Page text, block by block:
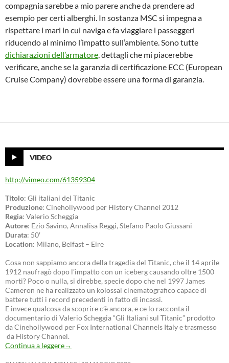
compagnia sarebbe a mio parere anche da prendere ad
esempio per certi alberghi. In sostanza MSC si impegna a
rispettare i mari in cui naviga e fa viaggiare i passeggeri
riducendo al minimo l’impatto sull’ambiente. Sono tutte
dichiarazioni dell’armatore, dettagli che mi piacerebbe
verificare, anche se la garanzia di certificazione ECC (European
Cruise Company) dovrebbe essere una forma di garanzia.
VIDEO
http://vimeo.com/61359304
Titolo: Gli italiani del Titanic
Produzione: Cinehollywood per History Channel 2012
Regia: Valerio Scheggia
Autore: Ezio Savino, Annalisa Reggi, Stefano Paolo Giussani
Durata: 50′
Location: Milano, Belfast – Eire
Cosa non sappiamo ancora della tragedia del Titanic, che il 14 aprile
1912 naufragò dopo l’impatto con un iceberg causando oltre 1500
morti? Poco o nulla, si direbbe, specie dopo che nel 1997 James
Cameron ne ha realizzato un kolossal cinematografico capace di
battere tutti i record precedenti in fatto di incassi.
E invece qualcosa da scoprire c’è ancora, e ce lo racconta il
documentario di Valerio Scheggia “Gli Italiani sul Titanic” prodotto
da Cinehollywood per Fox International Channels Italy e trasmesso
da History Channel.
Continua a leggere→